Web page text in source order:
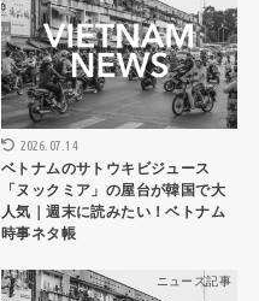
2026.07.14
ベトナムのサトウキビジュース
「ヌックミア」の屋台が韓国で大
人気｜週末に読みたい！ベトナム
時事ネタ帳
ニュース記事